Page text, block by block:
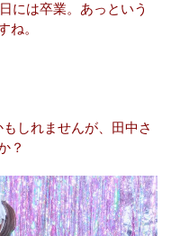
には卒業。あっという
ね。
しれませんが、田中さ
？